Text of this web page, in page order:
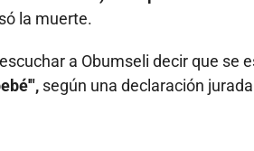
la muerte.
a Obumseli decir que se
según una declaración